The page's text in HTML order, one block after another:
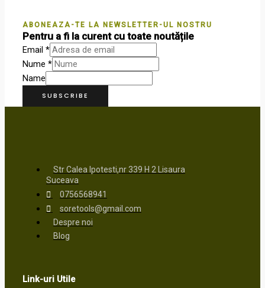
ABONEAZA-TE LA NEWSLETTER-UL NOSTRU
Pentru a fi la curent cu toate noutățile
Nume *
Email *
Name
SUBSCRIBE
Str Calea Ipotesti,nr 339 H 2 Lisaura
Suceava
0756568941
soretools@gmail.com
Despre noi
Blog
Link-uri Utile